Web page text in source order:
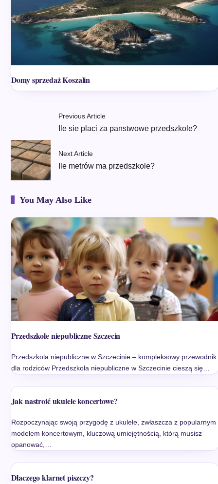
Domy sprzedaż Koszalin
Previous Article
Ile sie placi za panstwowe przedszkole?
Next Article
Ile metrów ma przedszkole?
You May Also Like
Przedszkole niepubliczne Szczecin
Przedszkola niepubliczne w Szczecinie – kompleksowy przewodnik
dla rodziców Przedszkola niepubliczne w Szczecinie cieszą się…
Jak nastroić ukulele koncertowe?
Rozpoczynając swoją przygodę z ukulele, zwłaszcza z popularnym
modelem koncertowym, kluczową umiejętnością, którą musisz
opanować,…
Dlaczego klarnet piszczy?